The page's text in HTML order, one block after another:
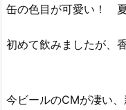
缶の色目が可愛い！
初めて飲みましたが、
今ビールのCMが凄い